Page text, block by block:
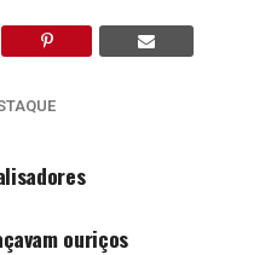
ouriços